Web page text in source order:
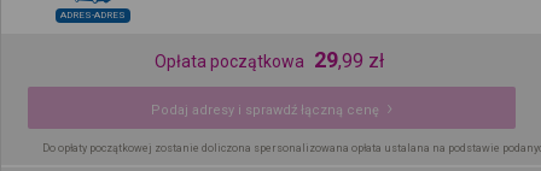
ADRES-ADRES
Opłata początkowa 29,99 zł
Podaj adresy i sprawdź łączną cenę
Do opłaty początkowej zostanie doliczona spersonalizowana opłata ustalana na podstawie